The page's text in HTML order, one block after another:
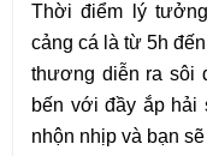
Thời điểm lý
cảng cá là từ 5h
thương diễn ra sôi
bến với đầy ắp hải
nhộn nhịp và bạn